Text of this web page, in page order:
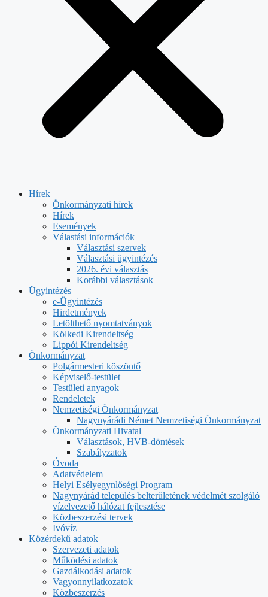
Hírek
Önkormányzati hírek
Hírek
Események
Válastási információk
Választási szervek
Választási ügyintézés
2026. évi választás
Korábbi választások
Ügyintézés
e-Ügyintézés
Hirdetmények
Letölthető nyomtatványok
Kölkedi Kirendeltség
Lippói Kirendeltség
Önkormányzat
Polgármesteri köszöntő
Képviselő-testület
Testületi anyagok
Rendeletek
Nemzetiségi Önkormányzat
Nagynyárádi Német Nemzetiségi Önkormányzat
Önkormányzati Hivatal
Választások, HVB-döntések
Szabályzatok
Óvoda
Adatvédelem
Helyi Esélyegynlőségi Program
Nagynyárád település belterületének védelmét szolgáló
vízelvezető hálózat fejlesztése
Közbeszerzési tervek
Ivóvíz
Közérdekű adatok
Szervezeti adatok
Működési adatok
Gazdálkodási adatok
Vagyonnyilatkozatok
Közbeszerzés